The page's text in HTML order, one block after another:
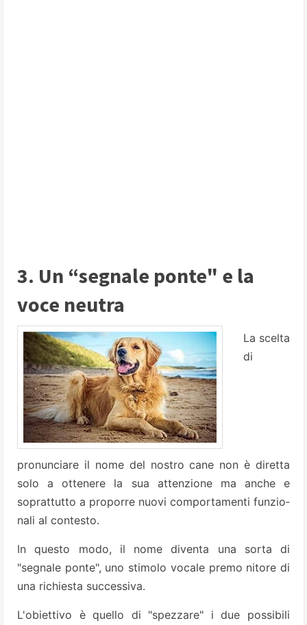
3. Un “segnale ponte" e la
voce neutra
La scelta
di
pronunciare il no­me del nostro cane non è diret­ta
solo a ottenere la sua atten­zione ma anche e
soprattutto a pro­porre nuovi comportamenti funzio­
nali al contesto.
In questo modo, il nome diventa una sorta di
"segnale ponte", uno stimolo vocale premo­ nitore di
una richiesta successiva.
L'obiettivo è quello di "spezzare" i due possibili